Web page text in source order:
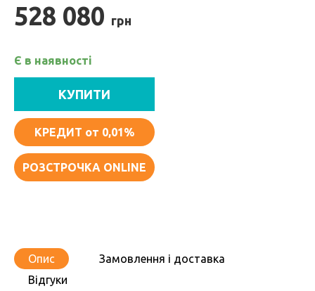
528 080 грн
Є в наявності
КУПИТИ
КРЕДИТ от 0,01%
РОЗСТРОЧКА ONLINE
Опис
Замовлення і доставка
Відгуки